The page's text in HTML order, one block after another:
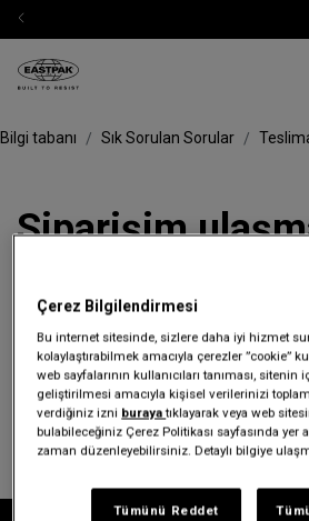
Bilgi tabanı Sık Sorulan Sorular
Siparişim
Siparişiniz henüz ulaşmadıysa “bizimle
inceleyelim.
Çerez Bilgilendirmesi
Bu internet sitesinde, sizlere daha iyi hizmet
kolaylaştırabilmek amacıyla çerezler ”cookie”
web sayfalarının kullanıcıları tanıması,
geliştirilmesi amacıyla kişisel verilerinizi
verdiğiniz izni burayatıklayarak veya web
bulabileceğiniz Çerez Politikası sayfasında yer
zaman düzenleyebilirsiniz. Detaylı bilgiye
Tümünü Reddet